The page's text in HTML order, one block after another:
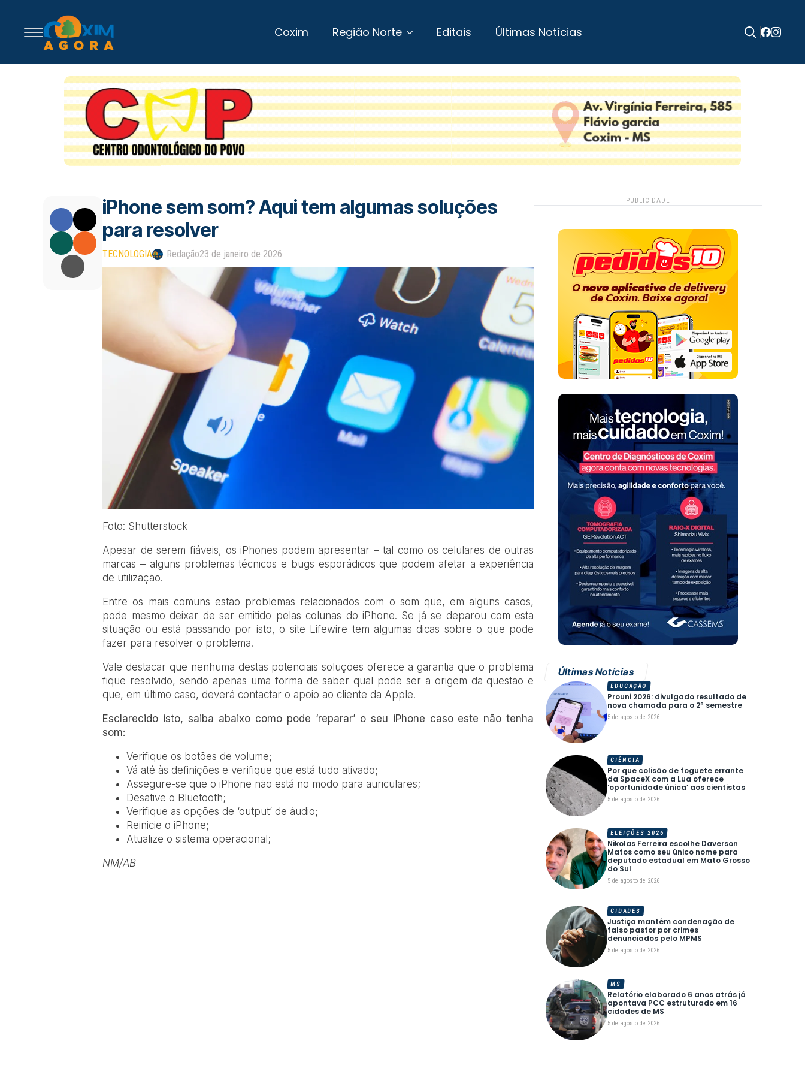
Coxim Região Norte Editais Últimas Notícias
iPhone sem som? Aqui tem algumas soluções
para resolver
TECNOLOGIA Redação23 de janeiro de 2026
Foto: Shutterstock
Apesar de serem fiáveis, os iPhones podem apresentar – tal como os celulares de outras
marcas – alguns problemas técnicos e bugs esporádicos que podem afetar a experiência
de utilização.
Entre os mais comuns estão problemas relacionados com o som que, em alguns casos,
pode mesmo deixar de ser emitido pelas colunas do iPhone. Se já se deparou com esta
situação ou está passando por isto, o site Lifewire tem algumas dicas sobre o que pode
fazer para resolver o problema.
Vale destacar que nenhuma destas potenciais soluções oferece a garantia que o problema
fique resolvido, sendo apenas uma forma de saber qual pode ser a origem da questão e
que, em último caso, deverá contactar o apoio ao cliente da Apple.
Esclarecido isto, saiba abaixo como pode ‘reparar’ o seu iPhone caso este não tenha
som:
Verifique os botões de volume;
Vá até às definições e verifique que está tudo ativado;
Assegure-se que o iPhone não está no modo para auriculares;
Desative o Bluetooth;
Verifique as opções de ‘output’ de áudio;
Reinicie o iPhone;
Atualize o sistema operacional;
NM/AB
PUBLICIDADE
Últimas Notícias
Prouni 2026: divulgado resultado de
nova chamada para o 2º semestre
5 de agosto de 2026
EDUCAÇÃO
Por que colisão de foguete errante
da SpaceX com a Lua oferece
‘oportunidade única’ aos cientistas
5 de agosto de 2026
CIÊNCIA
Nikolas Ferreira escolhe Daverson
Matos como seu único nome para
deputado estadual em Mato Grosso
do Sul
5 de agosto de 2026
ELEIÇÕES 2026
Justiça mantém condenação de
falso pastor por crimes
denunciados pelo MPMS
5 de agosto de 2026
CIDADES
Relatório elaborado 6 anos atrás já
apontava PCC estruturado em 16
cidades de MS
5 de agosto de 2026
MS